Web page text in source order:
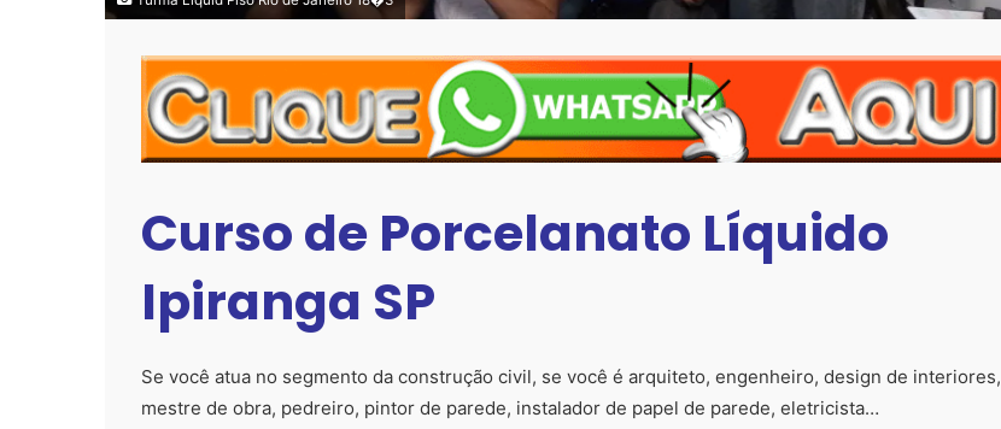
Curso de Porcelanato Líquido
Ipiranga SP
Se você atua no segmento da construção civil, se você é arquiteto, engenheiro, design de interiores,
mestre de obra, pedreiro, pintor de parede, instalador de papel de parede, eletricista…